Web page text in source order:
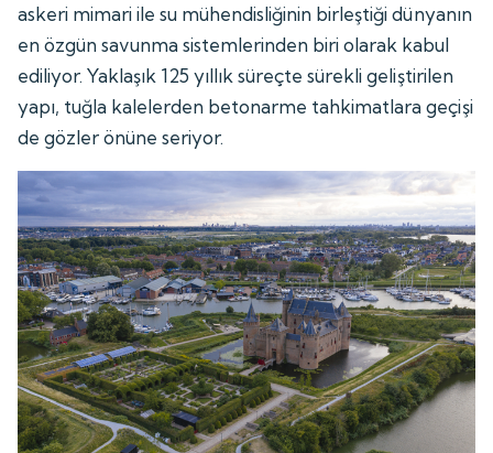
askeri mimari ile su mühendisliğinin birleştiği dünyanın
en özgün savunma sistemlerinden biri olarak kabul
ediliyor. Yaklaşık 125 yıllık süreçte sürekli geliştirilen
yapı, tuğla kalelerden betonarme tahkimatlara geçişi
de gözler önüne seriyor.